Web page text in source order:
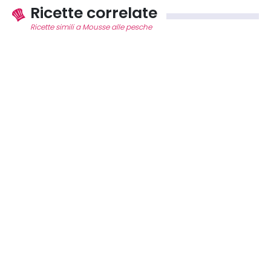
Ricette correlate
Ricette simili a Mousse alle pesche